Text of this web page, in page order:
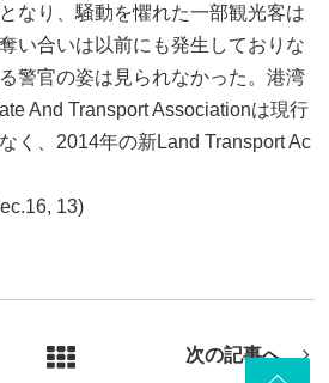
なり、騒動を懼れた一部観光客は
い合いは以前にも発生しておりな
警官の姿は見られなかった。港湾
And Transport Associationは現行
く、2014年の新Land Transport Ac
13)
次の記事へ